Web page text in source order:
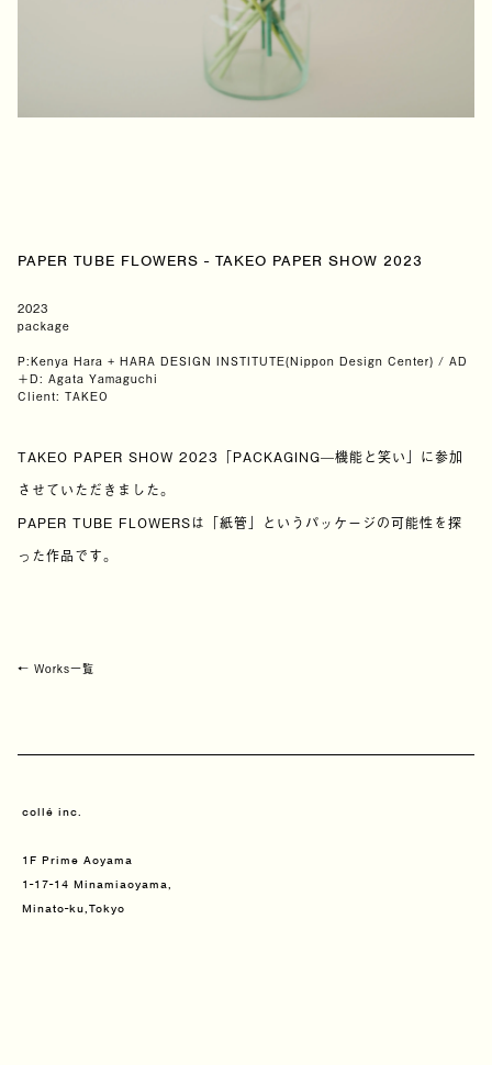
PAPER TUBE FLOWERS - TAKEO PAPER SHOW 2023
2023
package
P:Kenya Hara + HARA DESIGN INSTITUTE(Nippon Design Center) / AD
＋D: Agata Yamaguchi
Client: TAKEO
TAKEO PAPER SHOW 2023「PACKAGING—機能と笑い」に参加
させていただきました。
PAPER TUBE FLOWERSは「紙管」というパッケージの可能性を探
った作品です。
← Works一覧
collé inc.
1F Prime Aoyama
1-17-14 Minamiaoyama,
Minato-ku,Tokyo